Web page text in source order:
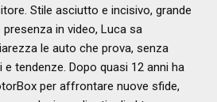
Stile asciutto e incisivo, grande
in video, Luca sa
le auto che prova, senza
tendenze. Dopo quasi 12 anni ha
per affrontare nuove sfide,